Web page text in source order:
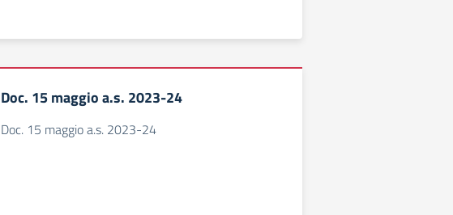
Doc. 15 maggio a.s. 2023-24
Doc. 15 maggio a.s. 2023-24